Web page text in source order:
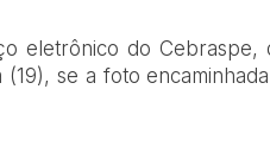
eletrônico do Cebraspe,
se a foto